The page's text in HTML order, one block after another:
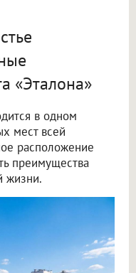
«Эталона»
в одном
мест всей
расположение
преимущества
жизни.